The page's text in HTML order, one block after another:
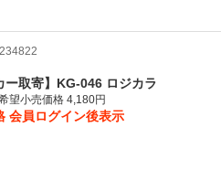
ー取寄】KG-046 ロジカラ
望小売価格 4,180円
会員ログイン後表示